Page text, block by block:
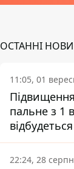
ОСТАННІ
11:05, 01
пальне з 1
підписав
22:24, 28